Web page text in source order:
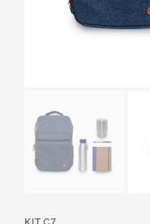
KIT C7